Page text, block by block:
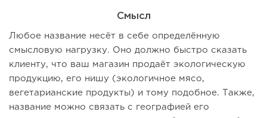
Смысл
Любое название несёт в себе определённую
смысловую нагрузку. Оно должно быстро сказать
клиенту, что ваш магазин продаёт экологическую
продукцию, его нишу (экологичное мясо,
вегетарианские продукты) и тому подобное. Также,
название можно связать с географией его